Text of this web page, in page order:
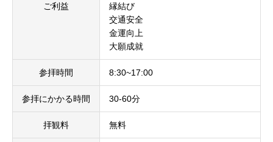
ご利益
縁結び
交通安全
金運向上
大願成就
参拝時間 8:30~17:00
参拝にかかる時間 30-60分
拝観料 無料